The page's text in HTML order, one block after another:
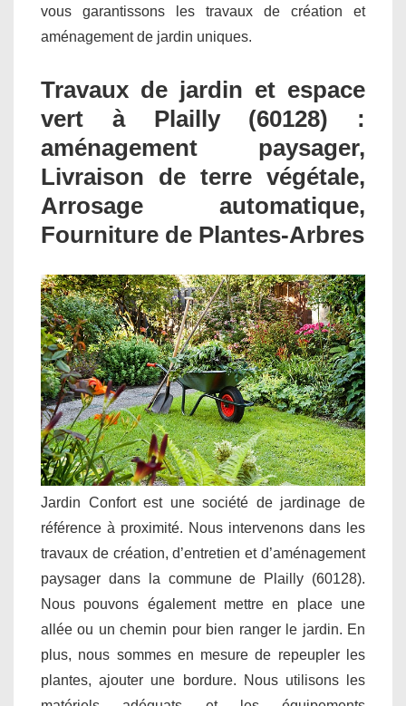
vous garantissons les travaux de création et
aménagement de jardin uniques.
Travaux de jardin et espace
vert à Plailly (60128) :
aménagement paysager,
Livraison de terre végétale,
Arrosage automatique,
Fourniture de Plantes-Arbres
Jardin Confort est une société de jardinage de
référence à proximité. Nous intervenons dans les
travaux de création, d’entretien et d’aménagement
paysager dans la commune de Plailly (60128).
Nous pouvons également mettre en place une
allée ou un chemin pour bien ranger le jardin. En
plus, nous sommes en mesure de repeupler les
plantes, ajouter une bordure. Nous utilisons les